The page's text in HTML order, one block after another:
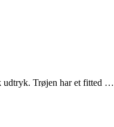
udtryk. Trøjen har et fitted …